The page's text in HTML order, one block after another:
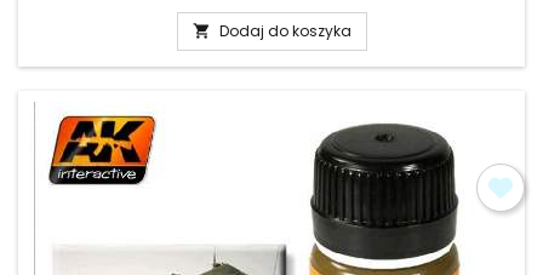
 Dodaj do koszyka